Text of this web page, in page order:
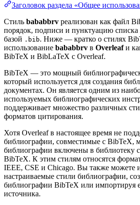
Заголовок раздела «Общее
Стиль bababbrv реализован как файл
порядок, подписи и пунктуацию списка
базой .bib. Ниже — кратко о стилях
использование bababbrv в Overleafи
BibTeX и BibLaTeX с Overleaf.
BibTeX — это мощный
который используется для создания
документах. Он является одним из
используемых библиографических
поддерживает множество различных
форматов цитирования.
Хотя Overleaf в настоящее время не
библиографии, совместимые с BibTeX,
библиографии включены в библиотеку
BibTeX. К этим стилям относятся
IEEE, CSE и Chicago. Вы также можете
настраиваемые стили библиографии,
библиографии BibTeX или импортируя
источника.